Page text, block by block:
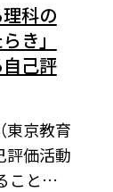
科の
き」
己評
東京教育
評価活動
ことを